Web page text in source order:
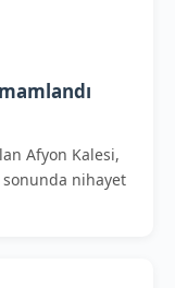
Afyon Kalesi,
sonunda nihayet